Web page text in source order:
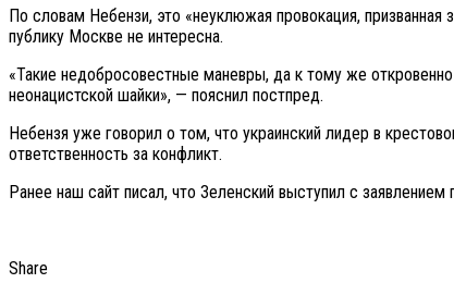
По словам Небензи, это «неуклюжая провокация,
публику Москве не интересна.
«Такие недобросовестные маневры, да к тому же
неонацистской шайки», — пояснил постпред.
Небензя уже говорил о том, что украинский лидер в
ответственность за конфликт.
Ранее наш сайт писал, что Зеленский выступил с
Share